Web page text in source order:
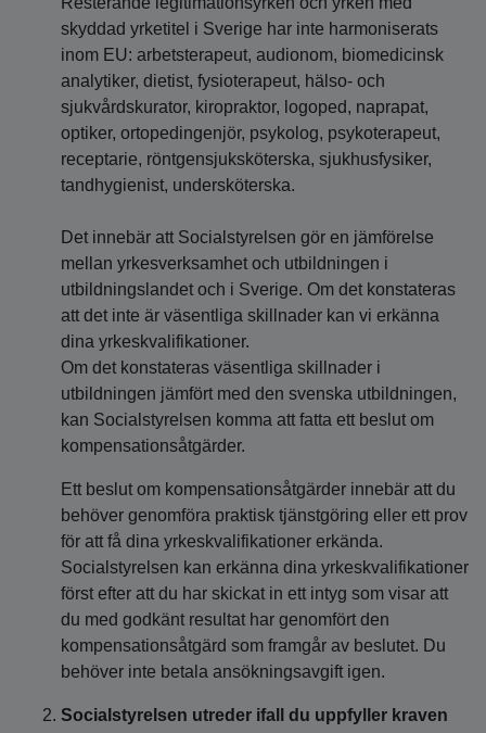
skyddad yrketitel i Sverige har inte harmoniserats
inom EU: arbetsterapeut, audionom, biomedicinsk
analytiker, dietist, fysioterapeut, hälso- och
sjukvårdskurator, kiropraktor, logoped, naprapat,
optiker, ortopedingenjör, psykolog, psykoterapeut,
receptarie, röntgensjuksköterska, sjukhusfysiker,
tandhygienist, undersköterska.
Det innebär att Socialstyrelsen gör en jämförelse
mellan yrkesverksamhet och utbildningen i
utbildningslandet och i Sverige. Om det konstateras
att det inte är väsentliga skillnader kan vi erkänna
dina yrkeskvalifikationer.
Om det konstateras väsentliga skillnader i
utbildningen jämfört med den svenska utbildningen,
kan Socialstyrelsen komma att fatta ett beslut om
kompensationsåtgärder.
Ett beslut om kompensationsåtgärder innebär att du
behöver genomföra praktisk tjänstgöring eller ett prov
för att få dina yrkeskvalifikationer erkända.
Socialstyrelsen kan erkänna dina yrkeskvalifikationer
först efter att du har skickat in ett intyg som visar att
du med godkänt resultat har genomfört den
kompensationsåtgärd som framgår av beslutet. Du
behöver inte betala ansökningsavgift igen.
Socialstyrelsen utreder ifall du uppfyller kraven